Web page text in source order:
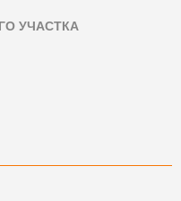
УЧАСТКА